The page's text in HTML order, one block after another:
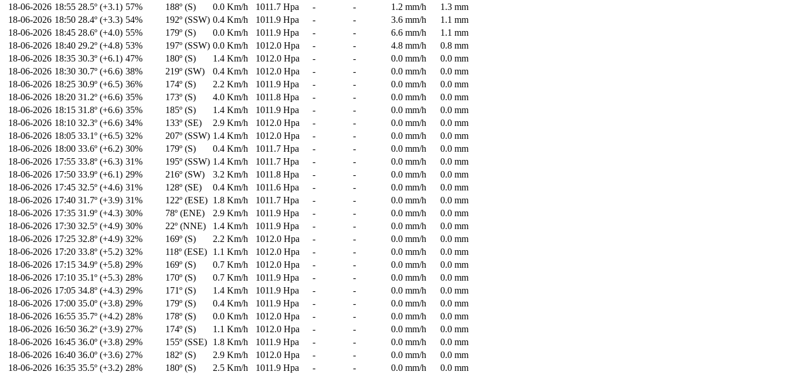
18-06-2026 18:55 28.5º (+3.1) 57% 188º (S) 0.0 Km/h 1011.7 Hpa - - 1.2 mm/h
1.3 mm
18-06-2026 18:50 28.4º (+3.3) 54% 192º (SSW) 0.4 Km/h 1011.9 Hpa - - 3.6 mm/h
1.1 mm
18-06-2026 18:45 28.6º (+4.0) 55% 179º (S) 0.0 Km/h 1011.9 Hpa - - 6.6 mm/h
1.1 mm
18-06-2026 18:40 29.2º (+4.8) 53% 197º (SSW) 0.0 Km/h 1012.0 Hpa - - 4.8 mm/h
0.8 mm
18-06-2026 18:35 30.3º (+6.1) 47% 180º (S) 1.4 Km/h 1012.0 Hpa - - 0.0 mm/h
0.0 mm
18-06-2026 18:30 30.7º (+6.6) 38% 219º (SW) 0.4 Km/h 1012.0 Hpa - - 0.0 mm/h
0.0 mm
18-06-2026 18:25 30.9º (+6.5) 36% 174º (S) 2.2 Km/h 1011.9 Hpa - - 0.0 mm/h
0.0 mm
18-06-2026 18:20 31.2º (+6.6) 35% 173º (S) 4.0 Km/h 1011.8 Hpa - - 0.0 mm/h
0.0 mm
18-06-2026 18:15 31.8º (+6.6) 35% 185º (S) 1.4 Km/h 1011.9 Hpa - - 0.0 mm/h
0.0 mm
18-06-2026 18:10 32.3º (+6.6) 34% 133º (SE) 2.9 Km/h 1012.0 Hpa - - 0.0 mm/h
0.0 mm
18-06-2026 18:05 33.1º (+6.5) 32% 207º (SSW) 1.4 Km/h 1012.0 Hpa - - 0.0 mm/h
0.0 mm
18-06-2026 18:00 33.6º (+6.2) 30% 179º (S) 0.4 Km/h 1011.7 Hpa - - 0.0 mm/h
0.0 mm
18-06-2026 17:55 33.8º (+6.3) 31% 195º (SSW) 1.4 Km/h 1011.7 Hpa - - 0.0 mm/h
0.0 mm
18-06-2026 17:50 33.9º (+6.1) 29% 216º (SW) 3.2 Km/h 1011.8 Hpa - - 0.0 mm/h
0.0 mm
18-06-2026 17:45 32.5º (+4.6) 31% 128º (SE) 0.4 Km/h 1011.6 Hpa - - 0.0 mm/h
0.0 mm
18-06-2026 17:40 31.7º (+3.9) 31% 122º (ESE) 1.8 Km/h 1011.7 Hpa - - 0.0 mm/h
0.0 mm
18-06-2026 17:35 31.9º (+4.3) 30% 78º (ENE) 2.9 Km/h 1011.9 Hpa - - 0.0 mm/h
0.0 mm
18-06-2026 17:30 32.5º (+4.9) 30% 22º (NNE) 1.4 Km/h 1011.9 Hpa - - 0.0 mm/h
0.0 mm
18-06-2026 17:25 32.8º (+4.9) 32% 169º (S) 2.2 Km/h 1012.0 Hpa - - 0.0 mm/h
0.0 mm
18-06-2026 17:20 33.8º (+5.2) 32% 118º (ESE) 1.1 Km/h 1012.0 Hpa - - 0.0 mm/h
0.0 mm
18-06-2026 17:15 34.9º (+5.8) 29% 169º (S) 0.7 Km/h 1012.0 Hpa - - 0.0 mm/h
0.0 mm
18-06-2026 17:10 35.1º (+5.3) 28% 170º (S) 0.7 Km/h 1011.9 Hpa - - 0.0 mm/h
0.0 mm
18-06-2026 17:05 34.8º (+4.3) 29% 171º (S) 1.4 Km/h 1011.9 Hpa - - 0.0 mm/h
0.0 mm
18-06-2026 17:00 35.0º (+3.8) 29% 179º (S) 0.4 Km/h 1011.9 Hpa - - 0.0 mm/h
0.0 mm
18-06-2026 16:55 35.7º (+4.2) 28% 178º (S) 0.0 Km/h 1012.0 Hpa - - 0.0 mm/h
0.0 mm
18-06-2026 16:50 36.2º (+3.9) 27% 174º (S) 1.1 Km/h 1012.0 Hpa - - 0.0 mm/h
0.0 mm
18-06-2026 16:45 36.0º (+3.8) 29% 155º (SSE) 1.8 Km/h 1011.9 Hpa - - 0.0 mm/h
0.0 mm
18-06-2026 16:40 36.0º (+3.6) 27% 182º (S) 2.9 Km/h 1012.0 Hpa - - 0.0 mm/h
0.0 mm
18-06-2026 16:35 35.5º (+3.2) 28% 180º (S) 2.5 Km/h 1011.9 Hpa - - 0.0 mm/h
0.0 mm